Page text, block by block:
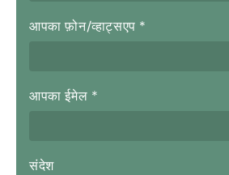
आपका फ़ोन/व्हाट्सएप *
आपका ईमेल *
संदेश